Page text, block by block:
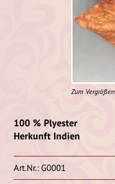
Zum
100 % Plyester
Herkunft Indien
Art.Nr.: G0001